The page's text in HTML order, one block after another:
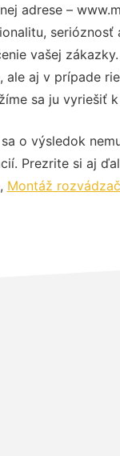
adrese –
vašej
ale aj v prípade
sa ju vyriešiť
o výsledok
Prezrite si aj
, Montáž